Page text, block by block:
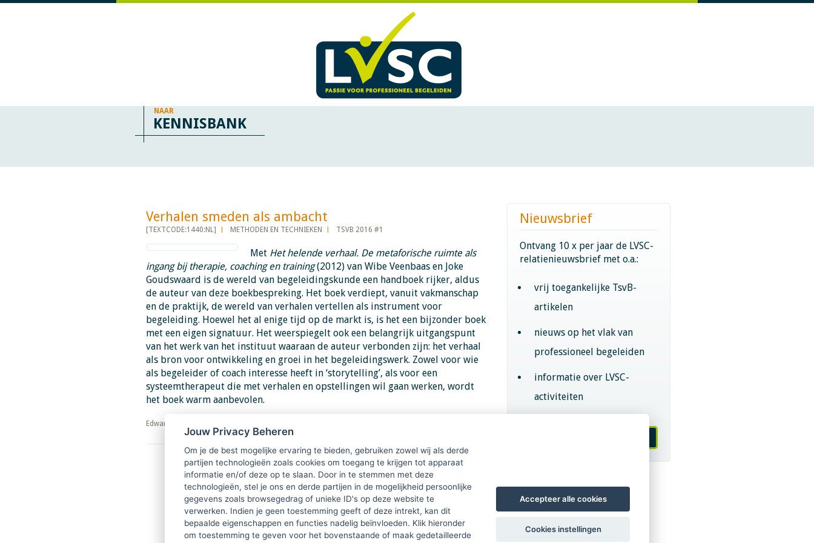
NAAR
KENNISBANK
Verhalen smeden als ambacht​​​​​​
[TEXTCODE:1440:NL] METHODEN EN TECHNIEKEN TSVB 2016 #1
Met Het helende verhaal. De metaforische ruimte als
ingang bij therapie, coaching en training(2012) van Wibe Veenbaas en Joke
Goudswaard is de wereld van begeleidingskunde een handboek rijker, aldus
de auteur van deze boekbespreking. Het boek verdiept, vanuit vakmanschap
en de praktijk, de wereld van verhalen vertellen als instrument voor
begeleiding. Hoewel het al enige tijd op de markt is, is het een bijzonder boek
met een eigen signatuur. Het weerspiegelt ook een belangrijk uitgangspunt
van het werk van het instituut waaraan de auteur verbonden zijn: het verhaal
als bron voor ontwikkeling en groei in het begeleidingswerk. Zowel voor wie
als begeleider of coach interesse heeft in ‘storytelling’, als voor een
systeemtherapeut die met verhalen en opstellingen wil gaan werken, wordt
het boek warm aanbevolen.
​​​​​​​Edward de Boer
Download PDF
Nieuwsbrief
Ontvang 10 x per jaar de LVSC-
relatienieuwsbrief met o.a.:
vrij toegankelijke TsvB-
artikelen
nieuws op het vlak van
professioneel begeleiden
informatie over LVSC-
activiteiten
Jouw Privacy Beheren
Om je de best mogelijke ervaring te bieden, gebruiken zowel wij als derde
partijen technologieën zoals cookies om toegang te krijgen tot apparaat
informatie en/of deze op te slaan. Door in te stemmen met deze
technologieën, stel je ons en derde partijen in de mogelijkheid persoonlijke
gegevens zoals browsegedrag of unieke ID's op deze website te
verwerken. Indien je geen toestemming geeft of deze intrekt, kan dit
bepaalde eigenschappen en functies nadelig beïnvloeden. Klik hieronder
om toestemming te geven voor het bovenstaande of maak gedetailleerde
Accepteer alle cookies
Cookies instellingen